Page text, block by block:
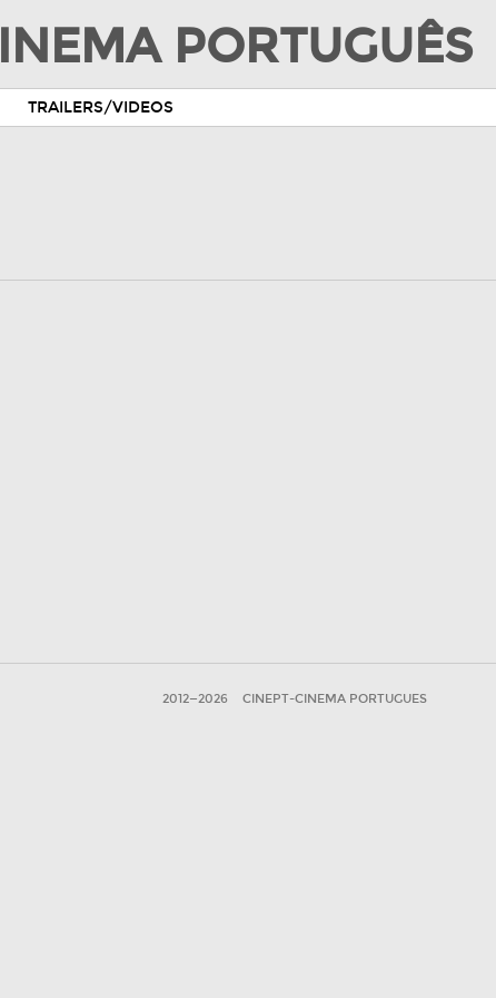
PORTUGUÊS
TRAILERS/VIDEOS
2012—2026 CINEPT-CINEMA PORTUGUES